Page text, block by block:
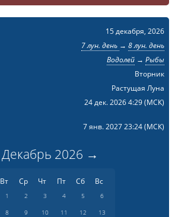
15 декабря, 2026
7 лун. день → 8 лун. день
Водолей→ Рыбы
Вторник
Растущая Луна
24 дек. 2026 4:29(МСК)
7 янв. 2027 23:24(МСК)
Декабрь 2026 →
Вт Ср Чт Пт Сб Вс
1 2 3 4 5
6
8 9 10 11 12
13